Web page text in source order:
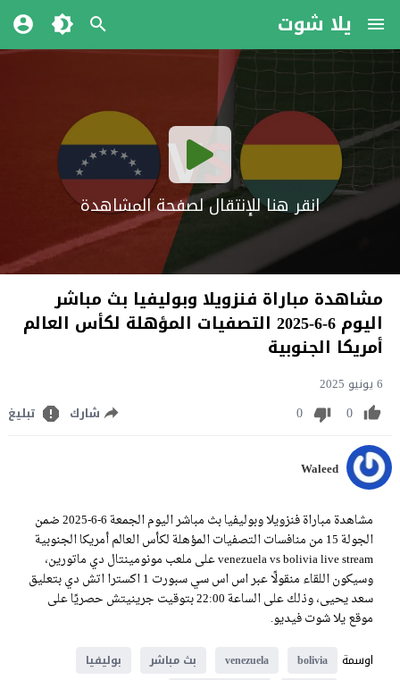
يلا شوت
انقر هنا للإنتقال لصفحة المشاهدة
مشاهدة مباراة فنزويلا وبوليفيا بث مباشر
اليوم 6-6-2025 التصفيات المؤهلة لكأس العالم
أمريكا الجنوبية
6 يونيو 2025
0
0 شارك تبليغ
Waleed
مشاهدة مباراة فنزويلا وبوليفيا بث مباشر اليوم الجمعة 6-6-2025 ضمن
الجولة 15 من منافسات التصفيات المؤهلة لكأس العالم أمريكا الجنوبية
venezuela vs bolivia live stream على ملعب مونومينتال دي ماتورين،
وسيكون اللقاء منقولًا عبر اس اس سي سبورت 1 اكسترا اتش دي بتعليق
سعد يحيى، وذلك على الساعة 22:00 بتوقيت جرينيتش حصريًا على
موقع يلا شوت فيديو.
اوسمة
bolivia
venezuela بث مباشر
بوليفيا